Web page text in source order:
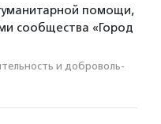
помощи,
сообщества «Город
и доброволь­